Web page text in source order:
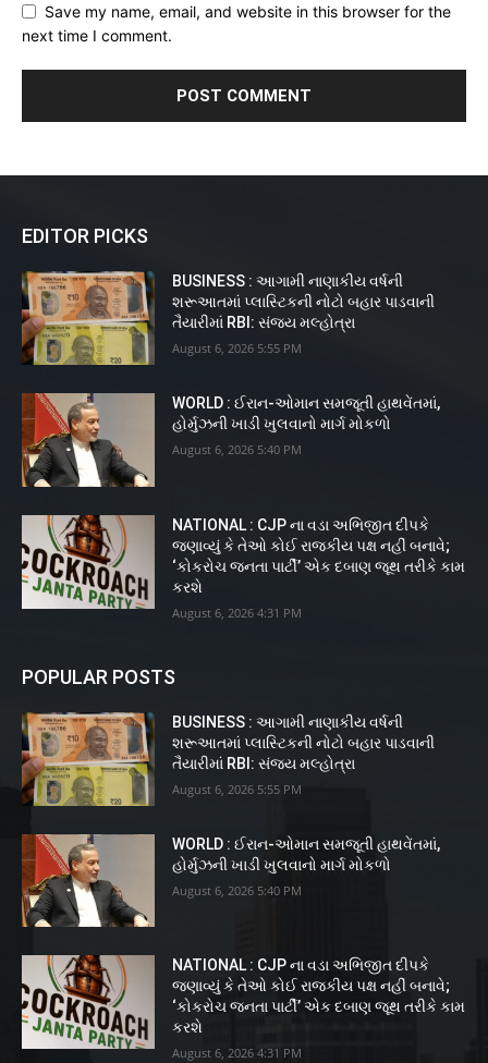
Save my name, email, and website in this browser for the
next time I comment.
EDITOR PICKS
BUSINESS : આગામી નાણાકીય વર્ષની
શરૂઆતમાં પ્લાસ્ટિકની નોટો બહાર પાડવાની
તૈયારીમાં RBI: સંજય મલ્હોત્રા
August 6, 2026 5:55 PM
WORLD : ઈરાન-ઓમાન સમજૂતી હાથવેંતમાં,
હોર્મુઝની ખાડી ખુલવાનો માર્ગ મોકળો
August 6, 2026 5:40 PM
NATIONAL : CJP ના વડા અભિજીત દીપકે
જણાવ્યું કે તેઓ કોઈ રાજકીય પક્ષ નહીં બનાવે;
‘કોકરોચ જનતા પાર્ટી’ એક દબાણ જૂથ તરીકે કામ
કરશે
August 6, 2026 4:31 PM
POPULAR POSTS
BUSINESS : આગામી નાણાકીય વર્ષની
શરૂઆતમાં પ્લાસ્ટિકની નોટો બહાર પાડવાની
તૈયારીમાં RBI: સંજય મલ્હોત્રા
August 6, 2026 5:55 PM
WORLD : ઈરાન-ઓમાન સમજૂતી હાથવેંતમાં,
હોર્મુઝની ખાડી ખુલવાનો માર્ગ મોકળો
August 6, 2026 5:40 PM
NATIONAL : CJP ના વડા અભિજીત દીપકે
જણાવ્યું કે તેઓ કોઈ રાજકીય પક્ષ નહીં બનાવે;
‘કોકરોચ જનતા પાર્ટી’ એક દબાણ જૂથ તરીકે કામ
કરશે
August 6, 2026 4:31 PM